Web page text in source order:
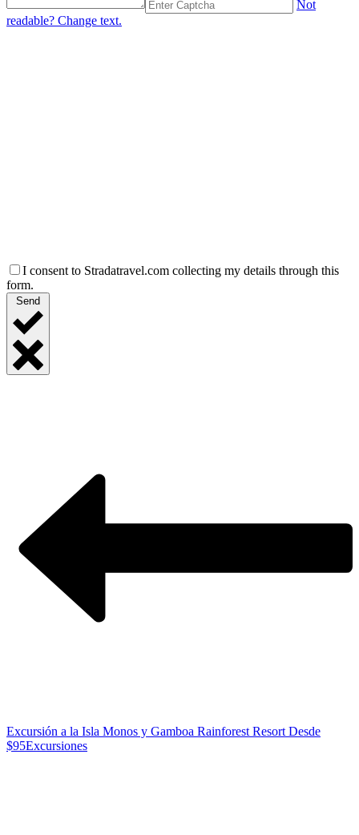
Not
readable? Change text.
I consent to Stradatravel.com collecting my details through this
form.
Send
Excursión a la Isla Monos y Gamboa Rainforest Resort Desde
$95Excursiones